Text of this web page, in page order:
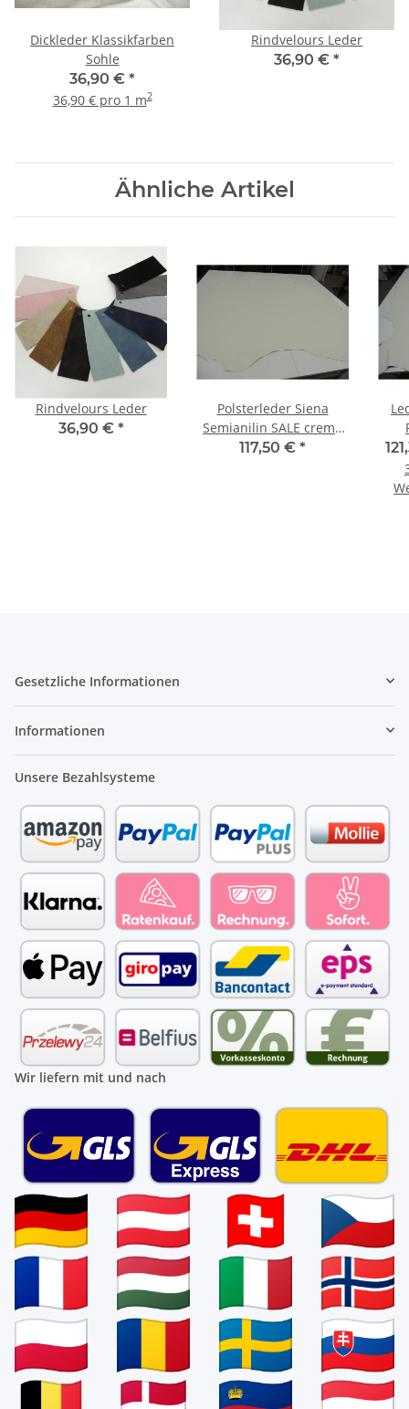
Dickleder Klassikfarben
Sohle
36,90 € *
36,90 € pro 1 m2
Rindvelours Leder
36,90 € *
Ähnliche Artikel
Rindvelours Leder
36,90 € *
Polsterleder Siena
Semianilin SALE creme
hell 3,93 qm
117,50 € *
Gesetzliche Informationen
Informationen
Unsere Bezahlsysteme
Wir liefern mit und nach